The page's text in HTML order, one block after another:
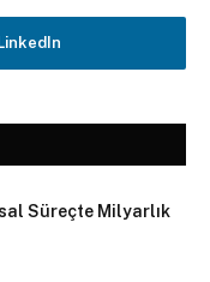
LinkedIn
Süreçte Milyarlık